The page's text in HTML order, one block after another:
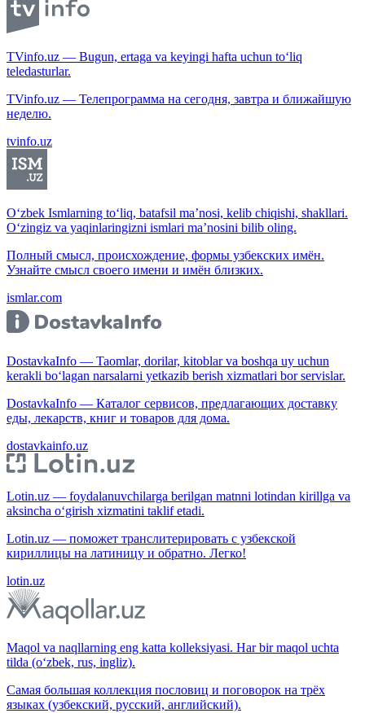
TVinfo.uz — Bugun, ertaga va keyingi hafta uchun to‘liq
teledasturlar.
TVinfo.uz — Телепрограмма на сегодня, завтра и ближайшую
неделю.
tvinfo.uz
O‘zbek Ismlarning to‘liq, batafsil ma’nosi, kelib chiqishi, shakllari.
O‘zingiz va yaqinlaringizni ismlari ma’nosini bilib oling.
Полный смысл, происхождение, формы узбекских имён.
Узнайте смысл своего имени и имён близких.
ismlar.com
DostavkaInfo — Taomlar, dorilar, kitoblar va boshqa uy uchun
kerakli bo‘lagan narsalarni yetkazib berish xizmatlari bor servislar.
DostavkaInfo — Каталог сервисов, предлагающих доставку
еды, лекарств, книг и товаров для дома.
dostavkainfo.uz
Lotin.uz — foydalanuvchilarga berilgan matnni lotindan kirillga va
aksincha o‘girish xizmatini taklif etadi.
Lotin.uz — поможет транслитерировать с узбекской
кириллицы на латиницу и обратно. Легко!
lotin.uz
Maqol va naqllarning eng katta kolleksiyasi. Har bir maqol uchta
tilda (o‘zbek, rus, ingliz).
Самая большая коллекция пословиц и поговорок на трёх
языках (узбекский, русский, английский).